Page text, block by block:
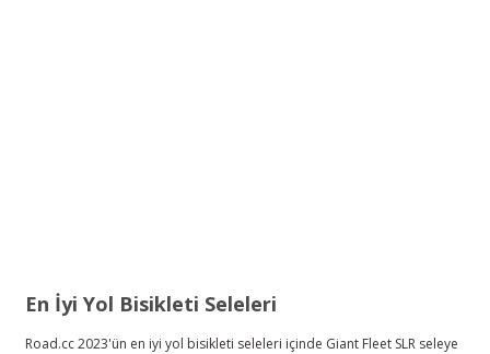
En İyi Yol Bisikleti Seleleri
Road.cc 2023'ün en iyi yol bisikleti seleleri içinde Giant Fleet SLR seleye